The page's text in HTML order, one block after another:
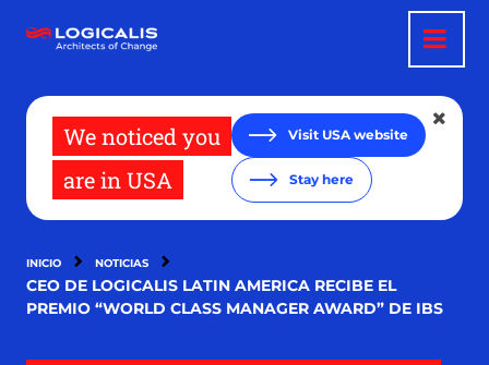
contenido
We noticed you
are in USA
Visit USA website
Stay here
INICIO NOTICIAS
CEO DE LOGICALIS LATIN AMERICA RECIBE EL
PREMIO “WORLD CLASS MANAGER AWARD” DE IBS